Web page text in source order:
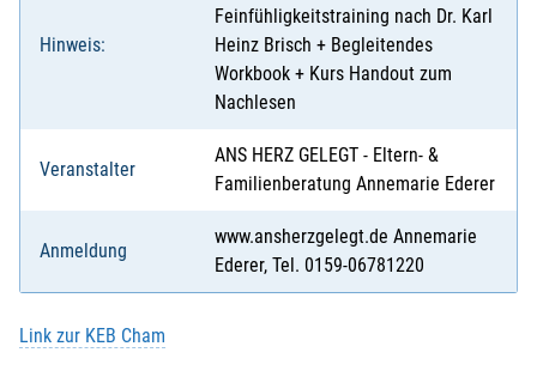
Hinweis:
Feinfühligkeitstraining nach Dr. Karl
Heinz Brisch + Begleitendes
Workbook + Kurs Handout zum
Nachlesen
Veranstalter
ANS HERZ GELEGT - Eltern- &
Familienberatung Annemarie Ederer
Anmeldung
www.ansherzgelegt.de Annemarie
Ederer, Tel. 0159-06781220
Link zur KEB Cham